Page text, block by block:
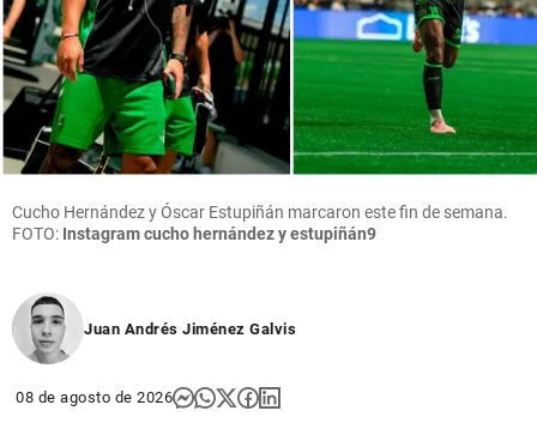
Cucho Hernández y Óscar Estupiñán marcaron este fin de semana.
FOTO: Instagram cucho hernández y estupiñán9
Juan Andrés Jiménez Galvis
08 de agosto de 2026